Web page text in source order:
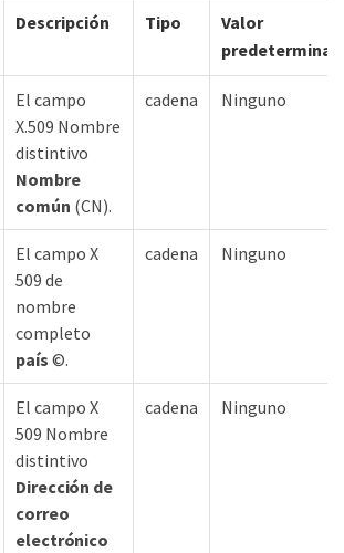
Descripción Tipo
Valor
El campo
X.509 Nombre
distintivo
Nombre
común (CN).
cadena Ninguno
El campo X
509 de
nombre
completo
país ©.
cadena Ninguno
El campo X
509 Nombre
distintivo
Dirección de
correo
electrónico
cadena Ninguno